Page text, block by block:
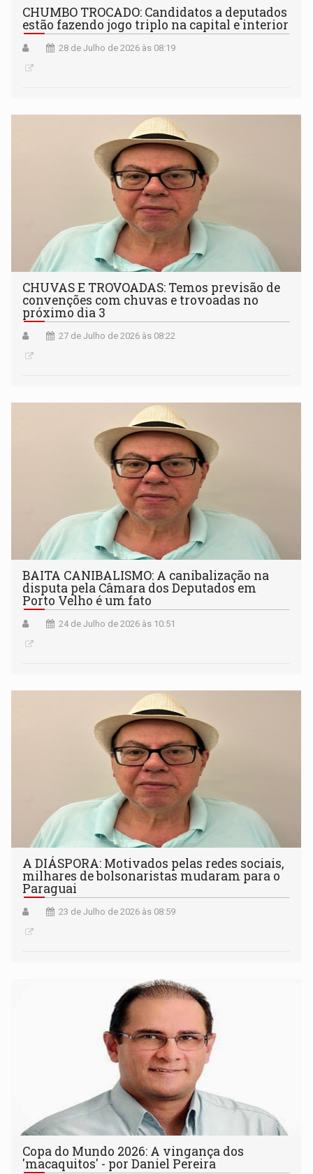
CHUMBO TROCADO: Candidatos a deputados
estão fazendo jogo triplo na capital e interior
28 de Julho de 2026 às 08:19
CHUVAS E TROVOADAS: Temos previsão de
convenções com chuvas e trovoadas no
próximo dia 3
27 de Julho de 2026 às 08:22
BAITA CANIBALISMO: A canibalização na
disputa pela Câmara dos Deputados em
Porto Velho é um fato
24 de Julho de 2026 às 10:51
A DIÁSPORA: Motivados pelas redes sociais,
milhares de bolsonaristas mudaram para o
Paraguai
23 de Julho de 2026 às 08:59
Copa do Mundo 2026: A vingança dos
'macaquitos' - por Daniel Pereira